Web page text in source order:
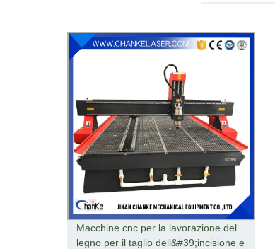
Macchine cnc per la lavorazione del
legno per il taglio dell&#39;incisione e